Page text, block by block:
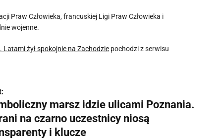
Praw Człowieka, francuskiej Ligi Praw Człowieka i
wojenne.
żył spokojnie na Zachodzie pochodzi z serwisu
marsz idzie ulicami Poznania.
na czarno uczestnicy niosą
i klucze